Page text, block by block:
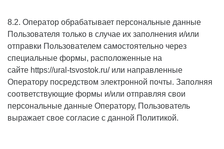
8.2. Оператор обрабатывает персональные данные
Пользователя только в случае их заполнения и/или
отправки Пользователем самостоятельно через
специальные формы, расположенные на
сайте https://ural-tsvostok.ru/или направленные
Оператору посредством электронной почты. Заполняя
соответствующие формы и/или отправляя свои
персональные данные Оператору, Пользователь
выражает свое согласие с данной Политикой.